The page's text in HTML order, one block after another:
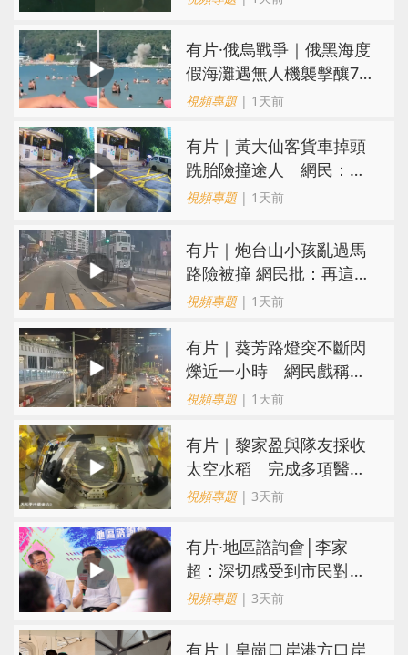
​有片·俄烏戰爭｜俄黑海度
假海灘遇無人機襲擊釀7死
40傷 俄烏各執一詞
視頻專題| 1天前
有片｜黃大仙客貨車掉頭
跣胎險撞途人 網民：飄
移得好靚喎
視頻專題| 1天前
有片｜炮台山小孩亂過馬
路險被撞 網民批：再這樣
很快轉生
視頻專題| 1天前
有片｜葵芳路燈突不斷閃
爍近一小時 網民戲稱
「葵芳夜繽紛」
視頻專題| 1天前
有片｜黎家盈與隊友採收
太空水稻 完成多項醫學
檢查
視頻專題| 3天前
有片∙地區諮詢會│李家
超：深切感受到市民對香
港未來期盼 會認真研究
視頻專題| 3天前
有片｜皇崗口岸港方口岸